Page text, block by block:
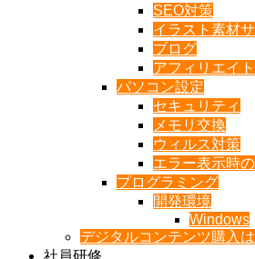
SEO対策
イラスト素材
ブログ
アフィリエイト
パソコン設定
セキュリティ
メモリ交換
ウィルス対策
エラー表示時
プログラミング
開発環境
Windows
デジタルコンテンツ購入
社員研修